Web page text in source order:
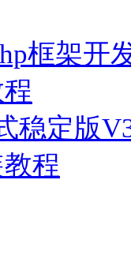
框架开
稳定版
程